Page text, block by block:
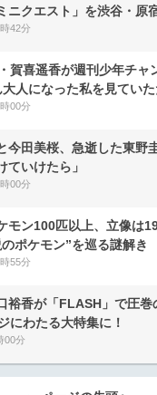
ニクエスト」を渋谷・原
42分
賀喜遥香が週刊少年チャ
大人になった私を見ていた
00分
今田美桜、急逝した東野
ていけたら」
00分
モン100匹以上、立像は
ポケモン”を巡る謎解き
55分
裕香が「FLASH」で圧巻
にわたる大特集に！
00分